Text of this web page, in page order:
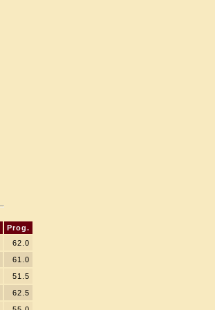
Prog.
62.0
61.0
51.5
62.5